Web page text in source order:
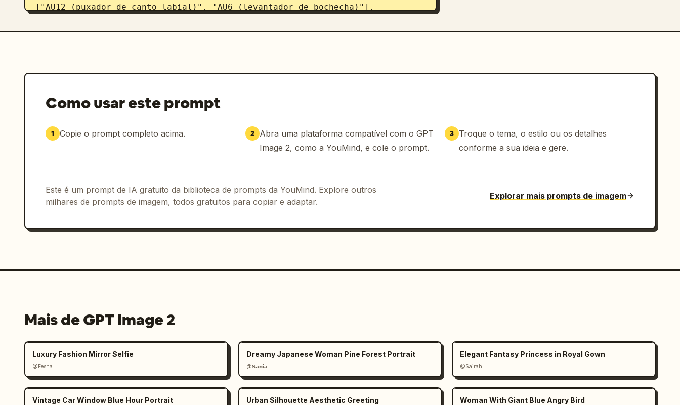
["AU12 (puxador de canto labial)", "AU6 (levantador de bochecha)"],
(abaixador de sobrancelha)", "AU10 (levantador de lábio superior)", "AU25
surpresa com a boca aberta" }, { "panel": 9, "action_units": ["AU1
"description": "expressão suave melancólica ou cansada com a mão no rosto" }
], "visual_style": { "genre": "fotografia de retrato editorial", "color":
"colorido (não preto e branco)", "quality": "estilo smartphone espontâneo",
"flash direto ou iluminação frontal simples" }
Como usar este prompt
1 Copie o prompt completo acima. 2 Abra uma plataforma compatível com o GPT
Image 2, como a YouMind, e cole o prompt.
3
Troque o tema, o estilo ou os detalhes
conforme a sua ideia e gere.
Este é um prompt de IA gratuito da biblioteca de prompts da YouMind. Explore outros
milhares de prompts de imagem, todos gratuitos para copiar e adaptar.
Explorar mais prompts de imagem
Mais de GPT Image 2
Luxury Fashion Mirror Selfie
@Eesha
Dreamy Japanese Woman Pine Forest Portrait
@𝗦𝗮𝗻𝗶𝗮
Elegant Fantasy Princess in Royal Gown
@Sairah
Vintage Car Window Blue Hour Portrait Urban Silhouette Aesthetic Greeting Woman With Giant Blue Angry Bird